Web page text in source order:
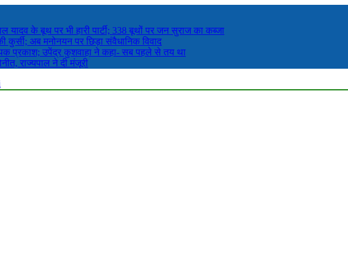
के बूथ पर भी हारी पार्टी; 338 बूथों पर जन सुराज का कब्जा
कुर्सी; अब मनोनयन पर छिड़ा संवैधानिक विवाद
प्रकाश; उपेंद्र कुशवाहा ने कहा- सब पहले से तय था
राज्यपाल ने दी मंजूरी
पढ़ें बिहार से जुड़ी ताजा खबरें हिंदी mithilanchalnews.in पर